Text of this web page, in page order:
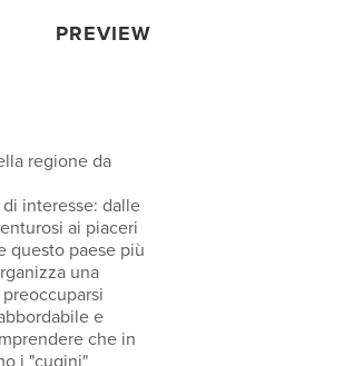
PREVIEW
regione da
interesse: dalle
ai piaceri
questo paese più
una
e
che in
i "cugini"